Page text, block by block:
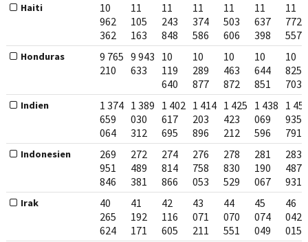
Haiti
10
962
362
11
105
163
11
243
848
11
374
586
11
503
606
11
637
398
11
772
557
Honduras
9 765
210
9 943
633
10
119
640
10
289
877
10
463
872
10
644
851
10
825
703
Indien
1 374
659
064
1 389
030
312
1 402
617
695
1 414
203
896
1 425
423
212
1 438
069
596
1
935
791
Indonesien
269
951
846
272
489
381
274
814
866
276
758
053
278
830
529
281
190
067
283
487
931
Irak
40
265
624
41
192
171
42
116
605
43
071
211
44
070
551
45
074
049
46
042
015